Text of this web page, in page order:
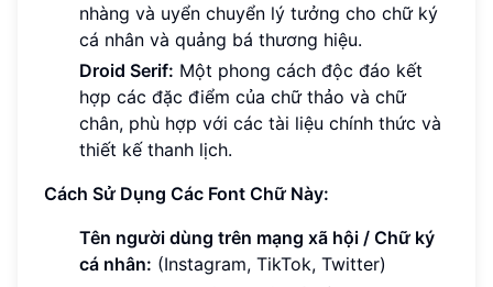
nhàng và uyển chuyển lý tưởng cho chữ ký
cá nhân và quảng bá thương hiệu.
Droid Serif: Một phong cách độc đáo kết
hợp các đặc điểm của chữ thảo và chữ
chân, phù hợp với các tài liệu chính thức và
thiết kế thanh lịch.
Cách Sử Dụng Các Font Chữ Này:
Tên người dùng trên mạng xã hội / Chữ ký
cá nhân: (Instagram, TikTok, Twitter)